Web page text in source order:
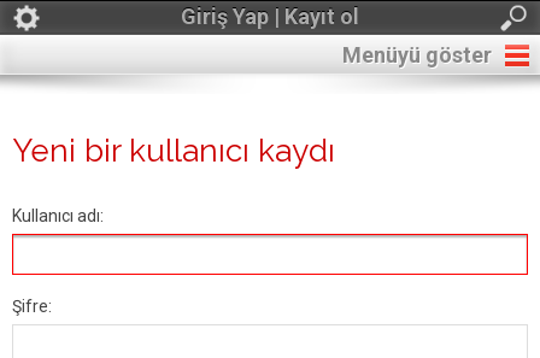
Giriş Yap | Kayıt ol
Menüyü göster
Yeni bir kullanıcı kaydı
Kullanıcı adı:
Şifre: